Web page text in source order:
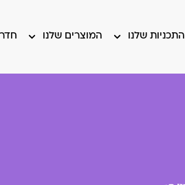
התכניות שלנו המוצרים שלנו